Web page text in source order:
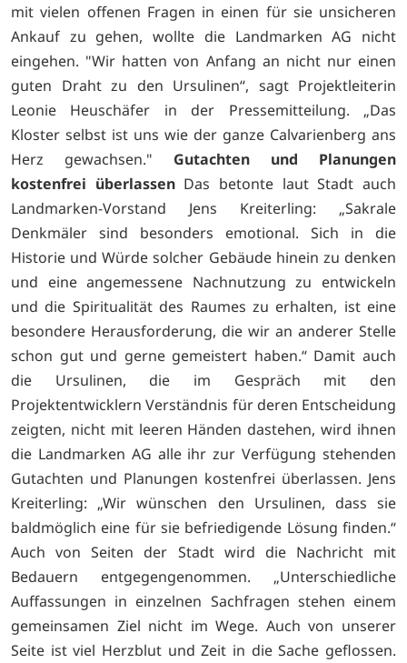
mit vielen offenen Fragen in einen für sie unsicheren
Ankauf zu gehen, wollte die Landmarken AG nicht
eingehen. "Wir hatten von Anfang an nicht nur einen
guten Draht zu den Ursulinen“, sagt Projektleiterin
Leonie Heuschäfer in der Pressemitteilung. „Das
Kloster selbst ist uns wie der ganze Calvarienberg ans
Herz gewachsen." Gutachten und Planungen
kostenfrei überlassenDas betonte laut Stadt auch
Landmarken-Vorstand Jens Kreiterling: „Sakrale
Denkmäler sind besonders emotional. Sich in die
Historie und Würde solcher Gebäude hinein zu denken
und eine angemessene Nachnutzung zu entwickeln
und die Spiritualität des Raumes zu erhalten, ist eine
besondere Herausforderung, die wir an anderer Stelle
schon gut und gerne gemeistert haben.“ Damit auch
die Ursulinen, die im Gespräch mit den
Projektentwicklern Verständnis für deren Entscheidung
zeigten, nicht mit leeren Händen dastehen, wird ihnen
die Landmarken AG alle ihr zur Verfügung stehenden
Gutachten und Planungen kostenfrei überlassen. Jens
Kreiterling: „Wir wünschen den Ursulinen, dass sie
baldmöglich eine für sie befriedigende Lösung finden.“
Auch von Seiten der Stadt wird die Nachricht mit
Bedauern entgegengenommen. „Unterschiedliche
Auffassungen in einzelnen Sachfragen stehen einem
gemeinsamen Ziel nicht im Wege. Auch von unserer
Seite ist viel Herzblut und Zeit in die Sache geflossen.